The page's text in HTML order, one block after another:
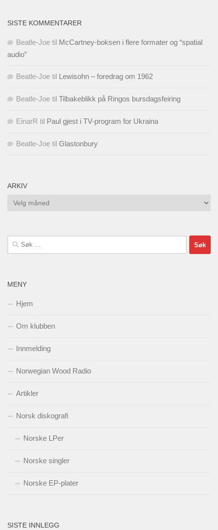
SISTE KOMMENTARER
Beatle-Joe til McCartney-boksen i flere formater og “spatial
audio”
Beatle-Joe til Lewisohn – foredrag om 1962
Beatle-Joe til Tilbakeblikk på Ringos bursdagsfeiring
EinarR til Paul gjest i TV-program for Ukraina
Beatle-Joe til Glastonbury
ARKIV
Arkiv
Søk
etter:
MENY
Hjem
Om klubben
Innmelding
Norwegian Wood Radio
Artikler
Norsk diskografi
Norske LPer
Norske singler
Norske EP-plater
SISTE INNLEGG